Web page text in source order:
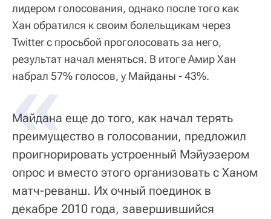
лидером голосования, однако после того как
Хан обратился к своим болельщикам через
Twitter с просьбой проголосовать за него,
результат начал меняться. В итоге Амир Хан
набрал 57% голосов, у Майданы - 43%.
Майдана еще до того, как начал терять
преимущество в голосовании, предложил
проигнорировать устроенный Мэйуэзером
опрос и вместо этого организовать с Ханом
матч-реванш. Их очный поединок в
декабре 2010 года, завершившийся